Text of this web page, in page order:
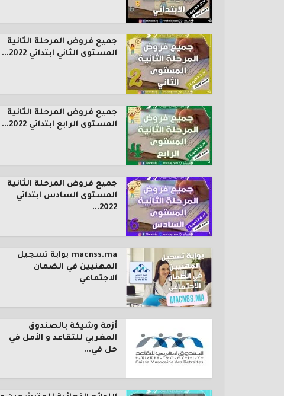
جميع فروض المرحلة الثانية
المستوى الثاني ابتدائي 2022...
جميع فروض المرحلة الثانية
المستوى الرابع ابتدائي 2022...
جميع فروض المرحلة الثانية
المستوى السادس ابتدائي
2022...
macnss.ma بوابة تسجيل
المهنيين في الضمان
الاجتماعي
أزمة وشيكة بالصندوق
المغربي للتقاعد و الأمل في
حل في...